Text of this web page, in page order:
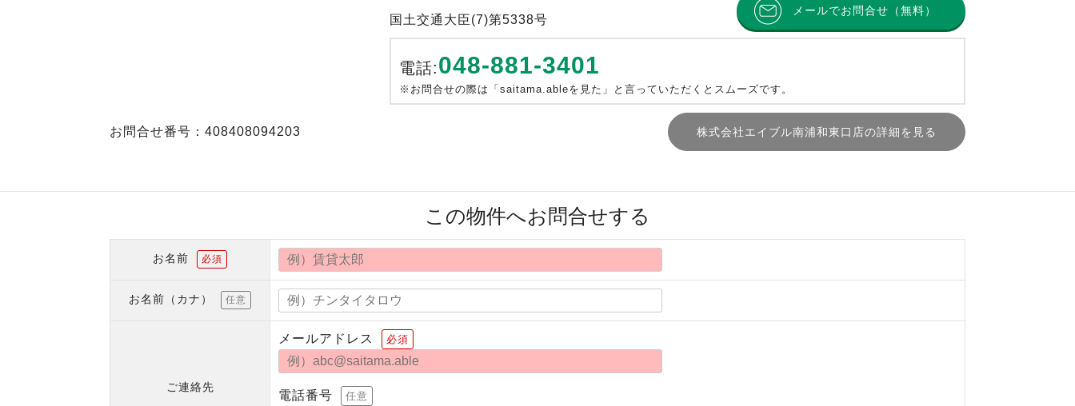
国土交通大臣(7)第5338号
メールでお問合せ（無料）
電話:048-881-3401
※お問合せの際は「saitama.ableを見た」と言っていただくとスムーズです。
お問合せ番号：408408094203 株式会社エイブル南浦和東口店の詳細を見る
この物件へお問合せする
お名前 必須
お名前（カナ） 任意
ご連絡先
メールアドレス 必須
電話番号 任意